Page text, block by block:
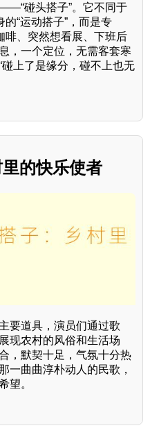
碰头搭子”。它不同于
的“运动搭子”，而是专
啡、突然想看展、下班后
，一个定位，无需客套寒
上了是缘分，碰不上也无
的快乐使者
要道具，演员们通过歌
现农村的风俗和生活场
，默契十足，气氛十分热
一曲曲淳朴动人的民歌，
望。